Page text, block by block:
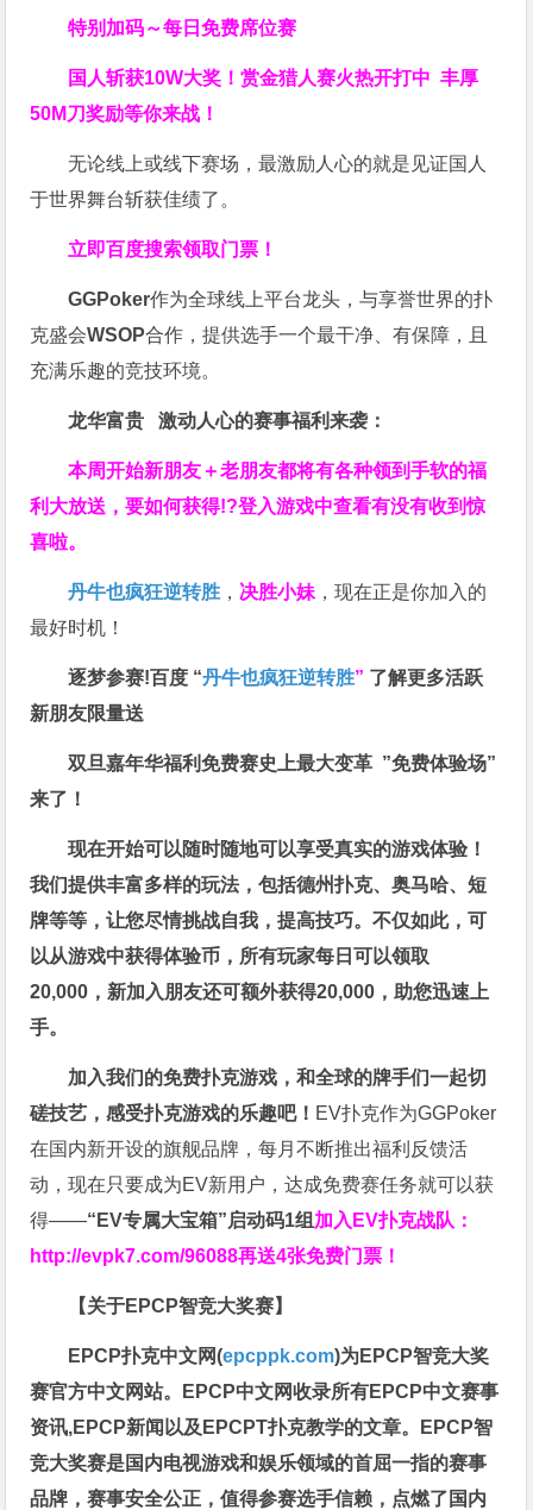
特别加码～每日免费席位赛
国人斩获10W大奖！赏金猎人赛火热开打中 丰厚
50M刀奖励等你来战！
无论线上或线下赛场，最激励人心的就是见证国人
于世界舞台斩获佳绩了。
立即百度搜索领取门票！
GGPoker作为全球线上平台龙头，与享誉世界的扑
克盛会WSOP合作，提供选手一个最干净、有保障，且
充满乐趣的竞技环境。
龙华富贵 激动人心的赛事福利来袭：
本周开始新朋友＋老朋友都将有各种领到手软的福
利大放送，要如何获得!?登入游戏中查看有没有收到惊
喜啦。
丹牛也疯狂逆转胜 ， 决胜小妹 ，现在正是你加入的
最好时机！
逐梦参赛!百度 “丹牛也疯狂逆转胜” 了解更多活跃
新朋友限量送
双旦嘉年华福利免费赛史上最大变革 ”免费体验场”
来了！
现在开始可以随时随地可以享受真实的游戏体验！
我们提供丰富多样的玩法，包括德州扑克、奥马哈、短
牌等等，让您尽情挑战自我，提高技巧。不仅如此，可
以从游戏中获得体验币，所有玩家每日可以领取
20,000，新加入朋友还可额外获得20,000，助您迅速上
手。
加入我们的免费扑克游戏，和全球的牌手们一起切
磋技艺，感受扑克游戏的乐趣吧！ EV扑克作为GGPoker
在国内新开设的旗舰品牌，每月不断推出福利反馈活
动，现在只要成为EV新用户，达成免费赛任务就可以获
得——“EV专属大宝箱”启动码1组 加入EV扑克战队：
http://evpk7.com/96088再送4张免费门票！
【关于EPCP智竞大奖赛】
EPCP扑克中文网(epcppk.com)为EPCP智竞大奖
赛官方中文网站。EPCP中文网收录所有EPCP中文赛事
资讯,EPCP新闻以及EPCPT扑克教学的文章。EPCP智
竞大奖赛是国内电视游戏和娱乐领域的首屈一指的赛事
品牌，赛事安全公正，值得参赛选手信赖，点燃了国内